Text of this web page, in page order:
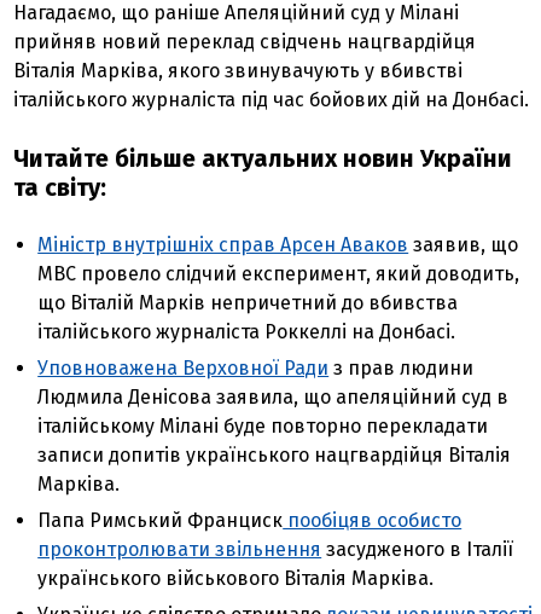
Нагадаємо, що раніше Апеляційний суд у Мілані
прийняв новий переклад свідчень нацгвардійця
Віталія Марківа, якого звинувачують у вбивстві
італійського журналіста під час бойових дій на Донбасі.
Читайте більше актуальних новин України
та світу:
Міністр внутрішніх справ Арсен Аваков заявив, що
МВС провело слідчий експеримент, який доводить,
що Віталій Марків непричетний до вбивства
італійського журналіста Роккеллі на Донбасі.
Уповноважена Верховної Ради з прав людини
Людмила Денісова заявила, що апеляційний суд в
італійському Мілані буде повторно перекладати
записи допитів українського нацгвардійця Віталія
Марківа.
Папа Римський Франциск пообіцяв особисто
проконтролювати звільнення засудженого в Італії
українського військового Віталія Марківа.